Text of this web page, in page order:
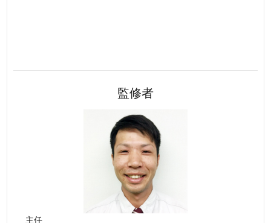
監修者
主任